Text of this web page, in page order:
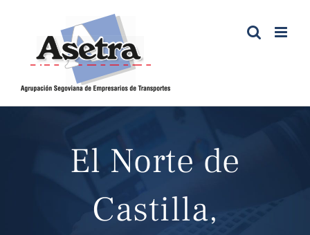
contenido
El Norte de
Castilla,